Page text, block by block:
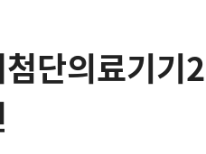
첨단의료기